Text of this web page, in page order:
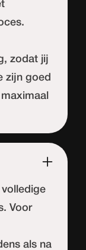
zodat jij
zijn goed
Voor
als na